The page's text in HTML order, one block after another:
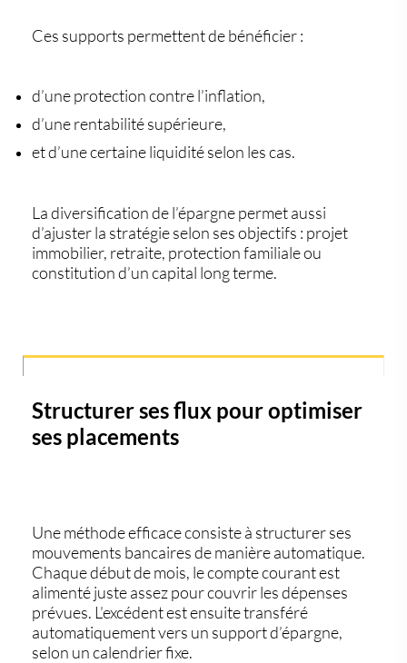
Ces supports permettent de bénéficier :
d’uneprotection contre l’inflation,
d’unerentabilité supérieure,
et d’une certaineliquiditéselon les cas.
Ladiversificationde l’épargne permet aussi
d’ajuster la stratégie selon ses objectifs : projet
immobilier, retraite, protection familiale ou
constitution d’un capital long terme.
Structurer ses flux pour optimiser
ses placements
Une méthode efficace consiste à structurer ses
mouvements bancairesde manière automatique.
Chaque début de mois, le compte courant est
alimenté juste assez pour couvrir les dépenses
prévues. L’excédent est ensuitetransféré
automatiquementvers un support d’épargne,
selon un calendrier fixe.